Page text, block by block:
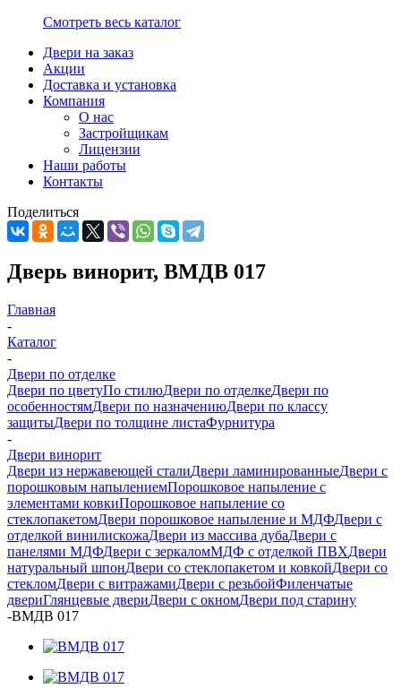
Смотреть весь каталог
Двери на заказ
Акции
Доставка и установка
Компания
О нас
Застройщикам
Лицензии
Наши работы
Контакты
Поделиться
Дверь винорит, ВМДВ 017
Главная
-
Каталог
-
Двери по отделке
Двери по цветуПо стилюДвери по отделкеДвери по
особенностямДвери по назначениюДвери по классу
защитыДвери по толщине листаФурнитура
-
Двери винорит
Двери из нержавеющей сталиДвери ламинированныеДвери с
порошковым напылениемПорошковое напыление с
элементами ковкиПорошковое напыление со
стеклопакетомДвери порошковое напыление и МДФДвери с
отделкой винилискожаДвери из массива дубаДвери с
панелями МДФДвери с зеркаломМДФ с отделкой ПВХДвери
натуральный шпонДвери со стеклопакетом и ковкойДвери со
стекломДвери с витражамиДвери с резьбойФиленчатые
двериГлянцевые двериДвери с окномДвери под старину
-ВМДВ 017